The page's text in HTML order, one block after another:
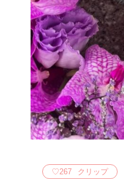
♡267 クリップ